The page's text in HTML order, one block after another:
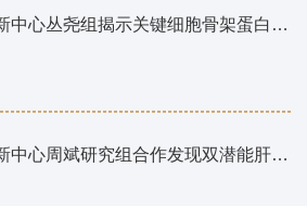
分子细胞科学卓越创新中心丛尧组揭示关键细胞骨架蛋白在TRiC/CCT与plp2协助下折叠的过程和机制
分子细胞科学卓越创新中心周斌研究组合作发现双潜能肝脏祖细胞促进肝脏修复再生机制